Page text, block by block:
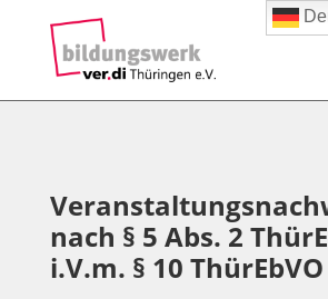
nach § 5 Abs. 2
i.V.m. § 10 ThürEbVO